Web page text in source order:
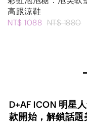
高跟涼鞋
NT$ 1088 NT$ 1880
D+AF ICON 明星
款開始，解鎖話